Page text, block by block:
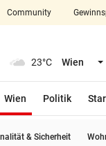
closeSchließen
arrow_right
Community
23°C Wien
Wien
Politik
& Sicherheit